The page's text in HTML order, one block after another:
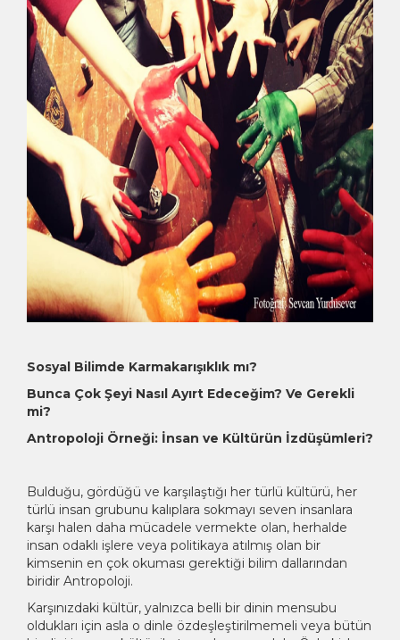
Sosyal Bilimde Karmakarışıklık mı?
Bunca Çok Şeyi Nasıl Ayırt Edeceğim? Ve Gerekli
mi?
Antropoloji Örneği: İnsan ve Kültürün İzdüşümleri?
Bulduğu, gördüğü ve karşılaştığı her türlü kültürü, her
türlü insan grubunu kalıplara sokmayı seven insanlara
karşı halen daha mücadele vermekte olan, herhalde
insan odaklı işlere veya politikaya atılmış olan bir
kimsenin en çok okuması gerektiği bilim dallarından
biridir Antropoloji.
Karşınızdaki kültür, yalnızca belli bir dinin mensubu
oldukları için asla o dinle özdeşleştirilmemeli veya bütün